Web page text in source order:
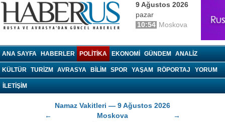
9 Ağustos 2026
pazar
10:54 Moskova
ANA SAYFA HABERLER POLITIKA EKONOMI GÜNDEM ANALIZ
KÜLTÜR TURIZM AVRASYA BILIM SPOR YAŞAM RÖPORTAJ YORUM
İLETİŞİM
Namaz Vakitleri — 9 Ağustos 2026
←
Moskova
→